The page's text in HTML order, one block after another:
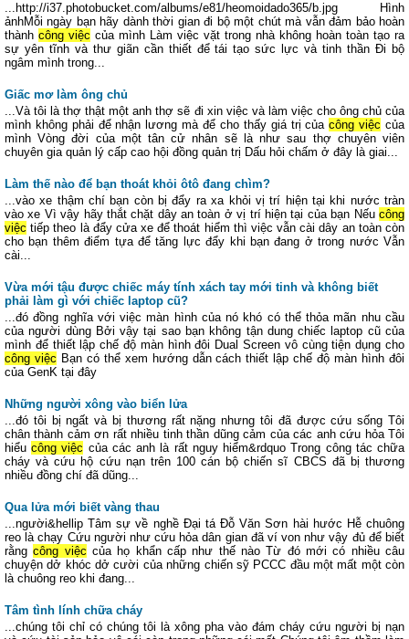
...http://i37.photobucket.com/albums/e81/heomoidado365/b.jpg Hình
ảnhMỗi ngày bạn hãy dành thời gian đi bộ một chút mà vẫn đảm bảo hoàn
thành công việc của mình Làm việc vặt trong nhà không hoàn toàn tạo ra
sự yên tĩnh và thư giãn cần thiết để tái tạo sức lực và tinh thần Đi bộ
ngâm mình trong...
Giấc mơ làm ông chủ
...Và tôi là thợ thật một anh thợ sẽ đi xin việc và làm việc cho ông chủ của
mình không phải để nhận lương mà để cho thấy giá trị củacông việc của
mình Vòng đời của một tân cử nhân sẽ là như sau thợ chuyên viên
chuyên gia quản lý cấp cao hội đồng quản trị Dấu hỏi chấm ở đây là giai...
Làm thế nào để bạn thoát khỏi ôtô đang chìm?
...vào xe thậm chí bạn còn bị đẩy ra xa khỏi vị trí hiện tại khi nước tràn
vào xe Vì vậy hãy thắt chặt dây an toàn ở vị trí hiện tại của bạn Nếu công
việc tiếp theo là đẩy cửa xe để thoát hiểm thì việc vẫn cài dây an toàn còn
cho bạn thêm điểm tựa để tăng lực đẩy khi bạn đang ở trong nước Vẫn
cài...
Vừa mới tậu được chiếc máy tính xách tay mới tinh và không biết
phải làm gì với chiếc laptop cũ?
...đó đồng nghĩa với việc màn hình của nó khó có thể thỏa mãn nhu cầu
của người dùng Bởi vậy tại sao bạn không tận dung chiếc laptop cũ của
mình để thiết lập chế độ màn hình đôi Dual Screen vô cùng tiện dụng cho
công việc Bạn có thể xem hướng dẫn cách thiết lập chế độ màn hình đôi
của GenK tại đây
Những người xông vào biển lửa
...đó tôi bị ngất và bị thương rất nặng nhưng tôi đã được cứu sống Tôi
chân thành cảm ơn rất nhiều tinh thần dũng cảm của các anh cứu hỏa Tôi
hiểucông việc của các anh là rất nguy hiểm&rdquo Trong công tác chữa
cháy và cứu hộ cứu nạn trên 100 cán bộ chiến sĩ CBCS đã bị thương
nhiều đồng chí đã dũng...
Qua lửa mới biết vàng thau
...người&hellip Tâm sự về nghề Đại tá Đỗ Văn Sơn hài hước Hễ chuông
reo là chạy Cứu người như cứu hỏa dân gian đã ví von như vậy đủ để biết
rằngcông việc của họ khẩn cấp như thế nào Từ đó mới có nhiều câu
chuyện dở khóc dở cười của những chiến sỹ PCCC đầu một mất một còn
là chuông reo khi đang...
Tâm tình lính chữa cháy
...chúng tôi chỉ có chúng tôi là xông pha vào đám cháy cứu người bị nạn